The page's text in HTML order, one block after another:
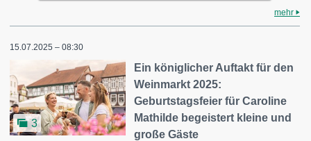
mehr
15.07.2025 – 08:30
3
Ein königlicher Auftakt für den
Weinmarkt 2025:
Geburtstagsfeier für Caroline
Mathilde begeistert kleine und
große Gäste